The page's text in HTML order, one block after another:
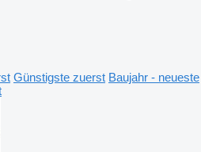
Günstigste zuerst Baujahr - neueste